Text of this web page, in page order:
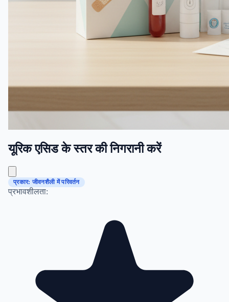
यूरिक एसिड के स्तर की निगरानी करें
प्रकार: जीवनशैली में परिवर्तन
प्रभावशीलता: